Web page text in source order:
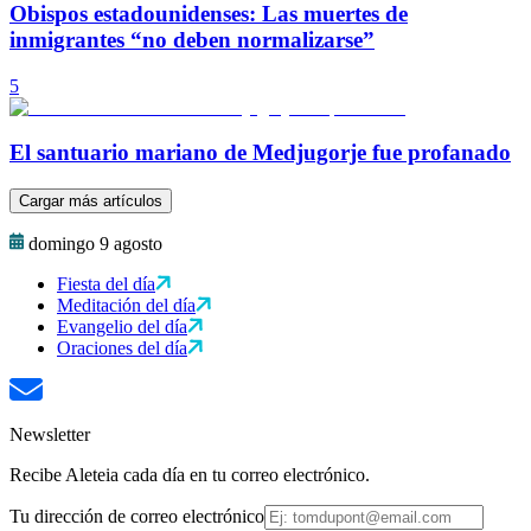
Obispos estadounidenses: Las muertes de
inmigrantes “no deben normalizarse”
5
El santuario mariano de Medjugorje fue profanado
Cargar más artículos
domingo 9 agosto
Fiesta del día
Meditación del día
Evangelio del día
Oraciones del día
Newsletter
Recibe Aleteia cada día en tu correo electrónico.
Tu dirección de correo electrónico